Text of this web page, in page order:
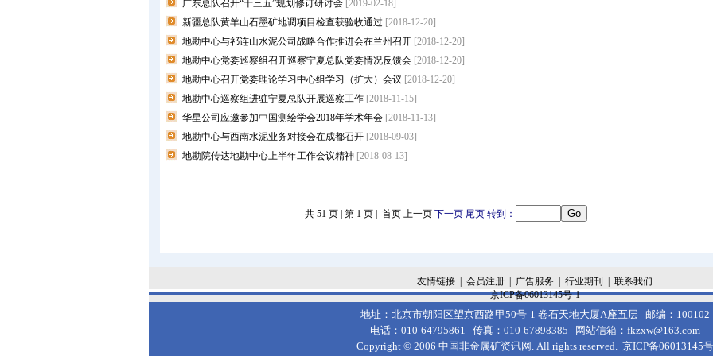
广东总队召开“十三五”规划修订研讨会​ [2019-02-18]
新疆总队黄羊山石墨矿地调项目检查获验收通过 [2018-12-20]
地勘中心与祁连山水泥公司战略合作推进会在兰州召开 [2018-12-20]
地勘中心党委巡察组召开巡察宁夏总队党委情况反馈会 [2018-12-20]
地勘中心召开党委理论学习中心组学习（扩大）会议 [2018-12-20]
地勘中心巡察组进驻宁夏总队开展巡察工作 [2018-11-15]
华星公司应邀参加中国测绘学会2018年学术年会 [2018-11-13]
地勘中心与西南水泥业务对接会在成都召开 [2018-09-03]
地勘院传达地勘中心上半年工作会议精神 [2018-08-13]
共 51 页 | 第 1 页 | 首页 上一页 下一页 尾页 转到：
友情链接 会员注册 广告服务 行业期刊
联系我们
京ICP备06013145号-1
地址：北京市朝阳区望京西路甲50号-1 卷石天地大厦A座五层 邮编：100102
电话：010-64795861 传真：010-67898385 网站信箱： fkzxw@163.com
Copyright © 2006 中国非金属矿资讯网. All rights reserved.京ICP备06013145号